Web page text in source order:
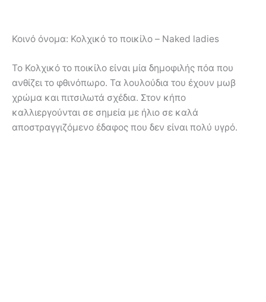
Κοινό όνομα: Κολχικό το ποικίλο – Naked ladies
Το Κολχικό το ποικίλο είναι μία δημοφιλής πόα που
ανθίζει το φθινόπωρο. Τα λουλούδια του έχουν μωβ
χρώμα και πιτσιλωτά σχέδια. Στον κήπο
καλλιεργούνται σε σημεία με ήλιο σε καλά
αποστραγγιζόμενο έδαφος που δεν είναι πολύ υγρό.